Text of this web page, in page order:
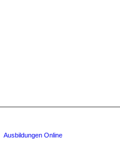
Ausbildungen Online